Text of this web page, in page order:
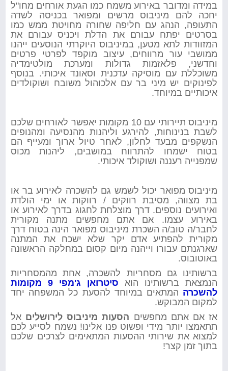
במידה ומדובר באירוע משמח כמו הגעת אורחים מחו"ל
יחכה להם מיניבוס מרשים ומפואר בכניסה לשדה
התעופה, הנהג עם חליפה שחורה מחויטת ממש כמו
בסרטים יפתח עבורם את הדלת ויכניס עבורם את
המזוודות לתא מטען, במיניבוס היוקרתי הנוסעים ייהנו
ממושבי עור מרווחים, עיצוב מוקפד לפרטי פרטים
וחדשני, פלאזמות גדולות ומערכת מולטימדיה
משוכללת עם מוסיקה עדכנית וסאונד איכותי. בנוסף
לפינוקים יש מיני בר עם אלכוהול משובח ושוקולדים
איכותיים במיוחד.
מיניבוס תיירותי עם 10 מקומות יאפשר לאורחים שלכם
לשבת בנינוחות, להירגע וליהנות מהנסיעה ומהנופים
הנשקפים מבעד לחלון, לאחר טיול ארוך ומעייף הם
בטוח ישמחו להתרווח במושבים, ליהנות מכוס
שמפנייה רעננה ושוקולד איכותי.
מיניבוס מפואר יכול לשמש גם להשכרה לאירוע בר או
בת מצווה, מסיבת רווקים / רווקות או ימי הולדת
ואירועים נוספים. דרך מוצלחת לחגוג בדרך לאירוע או
באירוע עצמו. אם אתם מחפשים מתנה מקורית
לחבר/ה טוב/ה השכרת מיניבוס מפואר הינה בטוח דרך
מקורית להפתיע אדם יקר שלא ישכח את המתנה
שארגנתם עבורו וייהנה מיום קסום במחלקה הראשונה
באוטובוס.
ברשותינו גם מסחריות להשכרה, אחת מהמסחריות
הנמצאת ברשותינו הוא
סיטרואן ג'מפי 9 מקומות
להשכרה המתאים במיוחד להסעת כל המשפחה יחד
למקום המבוקש.
אז אם אתם מחפשים הסעות מיניבוס לירושלים אל
תתאמצו יותר מידי ופשוט פנו אלינו! נשמח לסייע לכם
למצוא את שירותי ההסעות המתאימים לצרכים שלכם
בתוך זמן קצר!